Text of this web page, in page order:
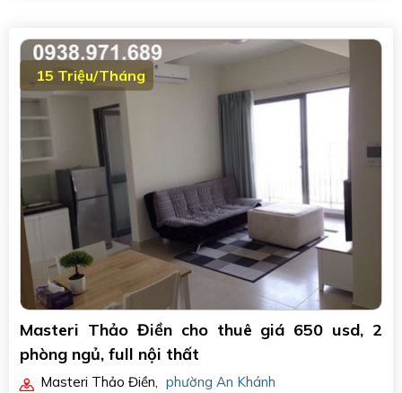
15 Triệu/Tháng
Masteri Thảo Điền cho thuê giá 650 usd, 2
phòng ngủ, full nội thất
Masteri Thảo Điền, phường An Khánh